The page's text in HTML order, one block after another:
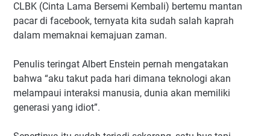
CLBK (Cinta Lama Bersemi Kembali) bertemu mantan
pacar di facebook, ternyata kita sudah salah kaprah
dalam memaknai kemajuan zaman.
Penulis teringat Albert Enstein pernah mengatakan
bahwa “aku takut pada hari dimana teknologi akan
melampaui interaksi manusia, dunia akan memiliki
generasi yang idiot”.